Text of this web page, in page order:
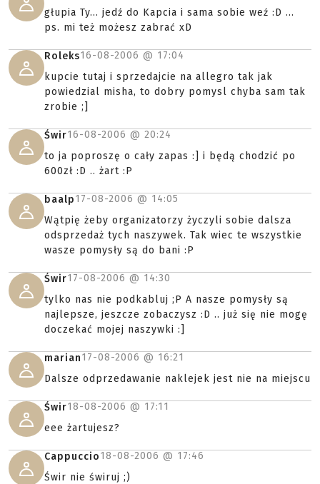
głupia Ty... jedź do Kapcia i sama sobie weź :D ...
ps. mi też możesz zabrać xD
Roleks16-08-2006 @ 17:04
kupcie tutaj i sprzedajcie na allegro tak jak
powiedzial misha, to dobry pomysl chyba sam tak
zrobie ;]
Świr16-08-2006 @ 20:24
to ja poproszę o cały zapas :] i będą chodzić po
600zł :D .. żart :P
baalp17-08-2006 @ 14:05
Wątpię żeby organizatorzy życzyli sobie dalsza
odsprzedaż tych naszywek. Tak wiec te wszystkie
wasze pomysły są do bani :P
Świr17-08-2006 @ 14:30
tylko nas nie podkabluj ;P A nasze pomysły są
najlepsze, jeszcze zobaczysz :D .. już się nie mogę
doczekać mojej naszywki :]
marian17-08-2006 @ 16:21
Dalsze odprzedawanie naklejek jest nie na miejscu
Świr18-08-2006 @ 17:11
eee żartujesz?
Cappuccio18-08-2006 @ 17:46
Świr nie świruj ;)